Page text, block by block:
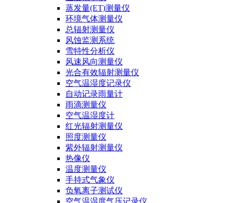
蒸发量(ET)测量仪
环境气体测量仪
总辐射测量仪
风蚀监测系统
雪特性分析仪
风速风向测量仪
光合有效辐射测量仪
空气温湿度记录仪
自动记录雨量计
雨滴测量仪
空气温湿度计
红光辐射测量仪
照度测量仪
紫外辐射测量仪
热像仪
温度测量仪
手持式气象仪
负氧离子测试仪
空气温湿度气压记录仪